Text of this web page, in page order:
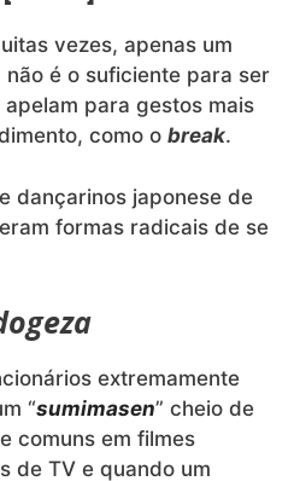
vezes, apenas um
não é o suficiente para ser
para gestos mais
como o break.
dançarinos japonese de
formas radicais de se
extremamente
“sumimasen” cheio de
comuns em filmes
de TV e quando um